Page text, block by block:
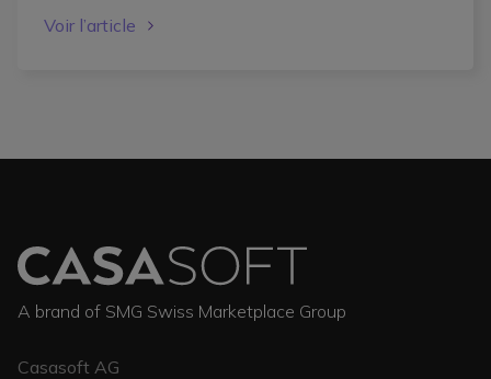
Voir l’article
A brand of SMG Swiss Marketplace Group
Casasoft AG